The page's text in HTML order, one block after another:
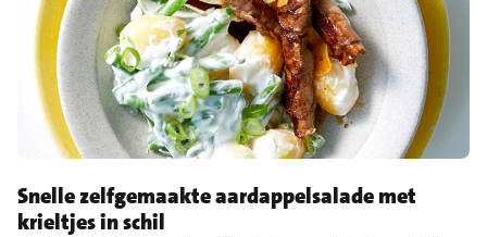
Snelle zelfgemaakte aardappelsalade met
krieltjes in schil